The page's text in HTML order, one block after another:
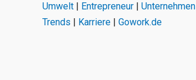
Umwelt
Entrepreneur Unternehmen
Trends
Karriere Gowork.de